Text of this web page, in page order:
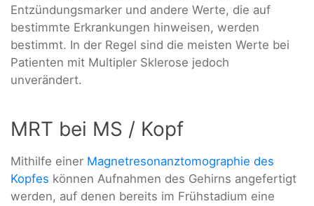
Entzündungsmarker und andere Werte, die auf
bestimmte Erkrankungen hinweisen, werden
bestimmt. In der Regel sind die meisten Werte bei
Patienten mit Multipler Sklerose jedoch
unverändert.
MRT bei MS / Kopf
Mithilfe einer Magnetresonanztomographie des
Kopfes können Aufnahmen des Gehirns angefertigt
werden, auf denen bereits im Frühstadium eine